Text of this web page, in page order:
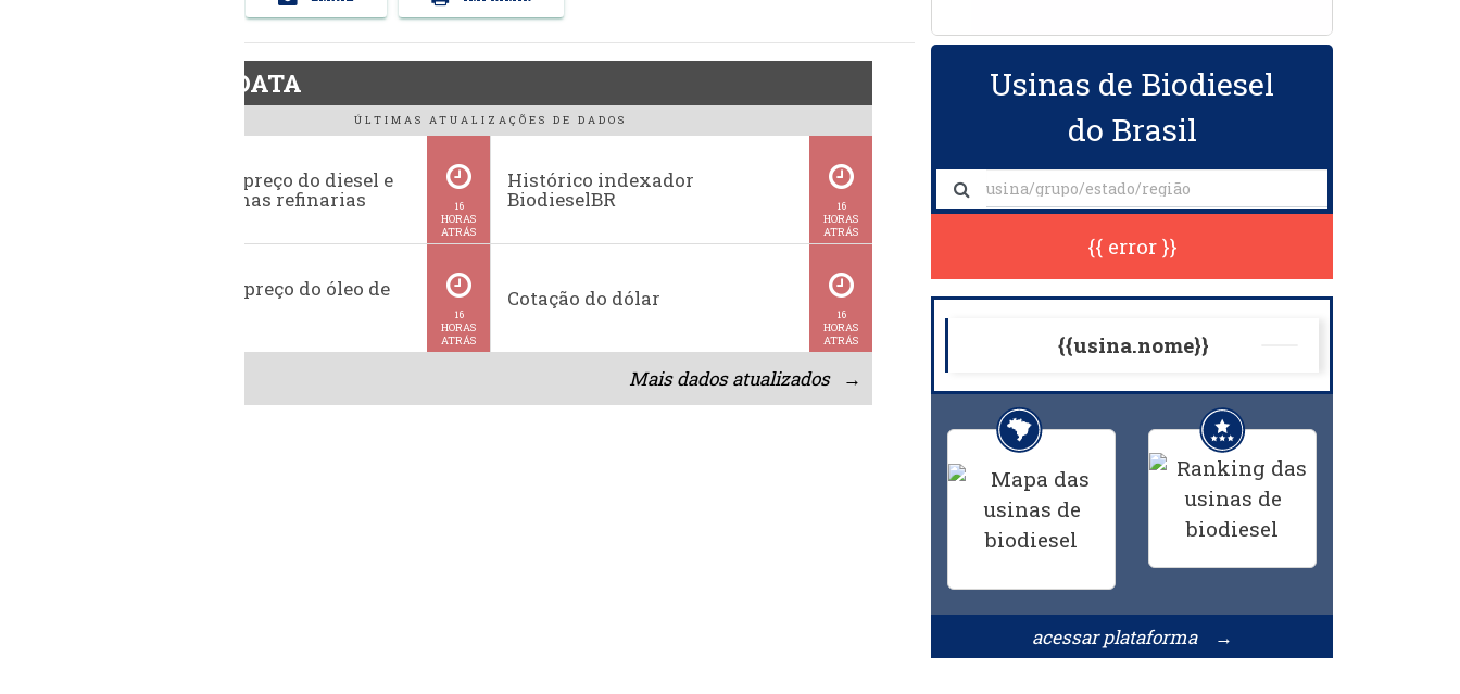
BiodieselDATA
ÚLTIMAS ATUALIZAÇÕES DE DADOS
Evolução do preço do diesel e
da gasolina nas refinarias
16
HORAS
ATRÁS
Histórico indexador
BiodieselBR
16
HORAS
ATRÁS
Histórico do preço do óleo de
16
HORAS
ATRÁS
Cotação do dólar
16
HORAS
ATRÁS
Mais dados atualizados →
Usinas de Biodiesel
do Brasil
{{ error }}
{{usina.nome}}
acessar plataforma →